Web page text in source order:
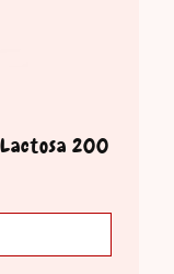
200